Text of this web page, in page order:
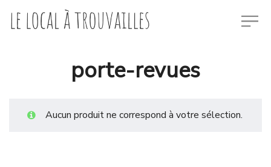
porte-revues
Aucun produit ne correspond à votre sélection.